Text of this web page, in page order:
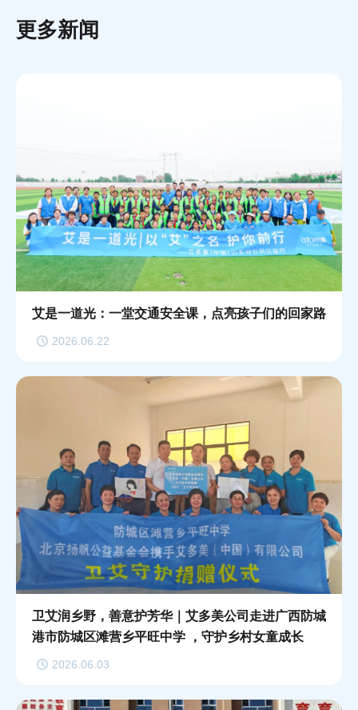
更多新闻
艾是一道光：一堂交通安全课，点亮孩子们的回家路
2026.06.22
卫艾润乡野，善意护芳华｜艾多美公司走进广西防城
港市防城区滩营乡平旺中学 ，守护乡村女童成长
2026.06.03